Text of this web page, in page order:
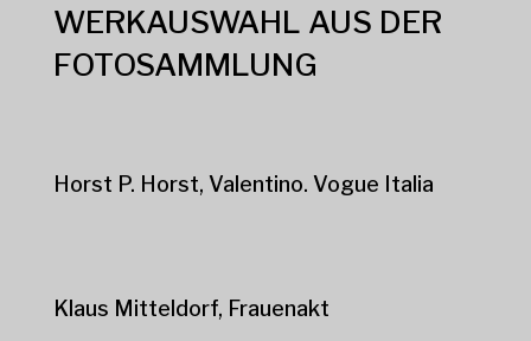
WERKAUSWAHL AUS DER
FOTOSAMMLUNG
Horst P. Horst, Valentino. Vogue Italia
Klaus Mitteldorf, Frauenakt